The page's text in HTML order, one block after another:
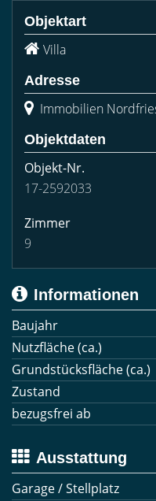
Objektart
Villa
Adresse
Immobilien
Objektdaten
Objekt-Nr.
17-2592033
Zimmer
9
Informationen
Baujahr
Nutzfläche (ca.)
Grundstücksfläche (ca.)
Zustand
bezugsfrei ab
Ausstattung
Garage / Stellplatz